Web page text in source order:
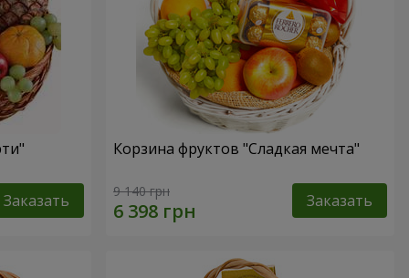
Заказать
Корзина фруктов "Сладкая мечта"
9 140 грн Заказать